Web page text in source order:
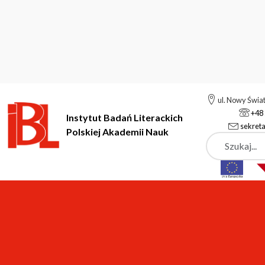
Instytut Badań Literackich
Polskiej Akademii Nauk
ul. Nowy
+48
Szukaj
Instytut Badań Literackich Polskiej Akademii Nauk pracownia
Wprowadź fragment tytułu
Awatary, asystenci, chatboty. Byty
Program konferencji "Awatary,